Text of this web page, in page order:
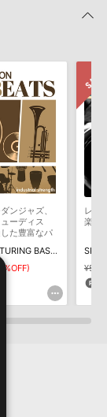
たHDDをご用意
記載されており
って下さい。
作マニュアルをご
に関するお問い合
い。
とを紹介するた
して、デモソング
た、デモソングを
れていることを
がございます。
ポート情報
ンジャズ、
ーディス
た豊富なパ
JASS BEATS FEATURING BASHIRI JOHNSON
レゲ
楽器
SKA